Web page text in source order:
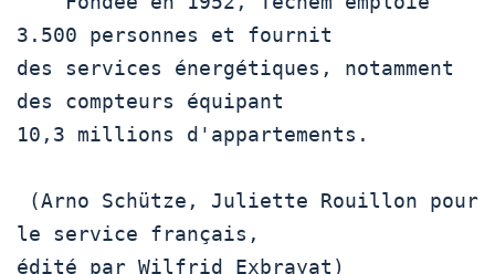
3.500 personnes et fournit
des services énergétiques, notamment
des compteurs équipant
10,3 millions d'appartements.
le service français,
édité par Wilfrid Exbrayat)